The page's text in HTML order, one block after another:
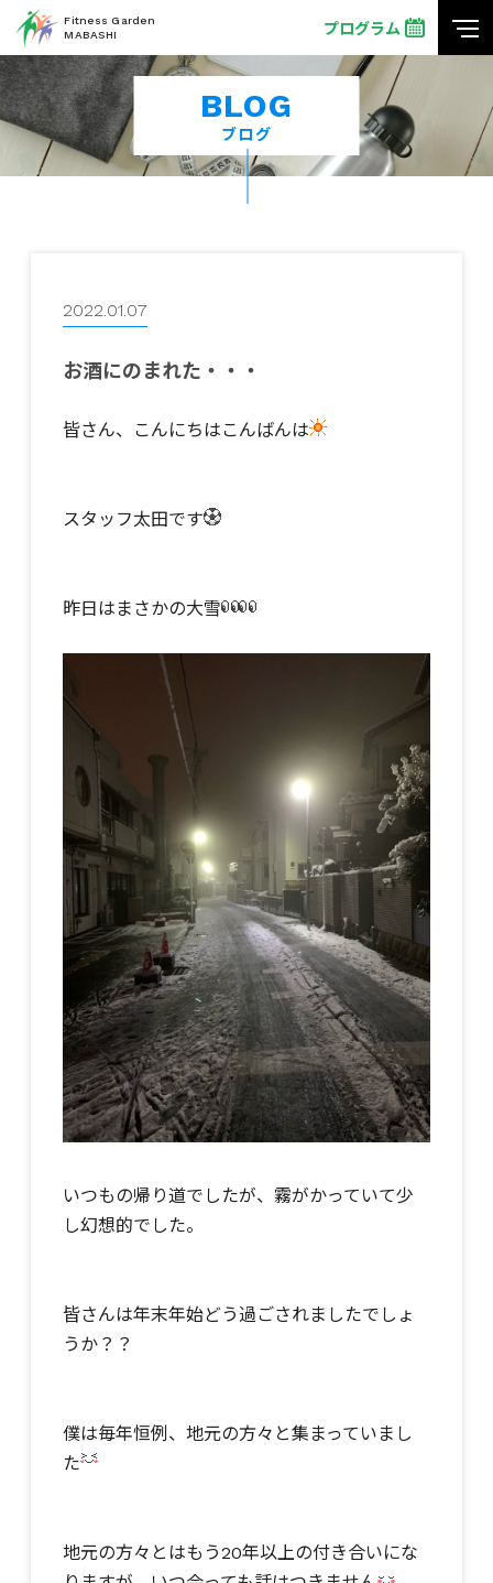
Fitness Garden
MABASHI
プログラム
BLOG
ブログ
2022.01.07
お酒にのまれた・・・
皆さん、こんにちはこんばんは
スタッフ太田です
昨日はまさかの大雪
いつもの帰り道でしたが、霧がかっていて少
し幻想的でした。
皆さんは年末年始どう過ごされましたでしょ
うか？？
僕は毎年恒例、地元の方々と集まっていまし
た
地元の方々とはもう20年以上の付き合いにな